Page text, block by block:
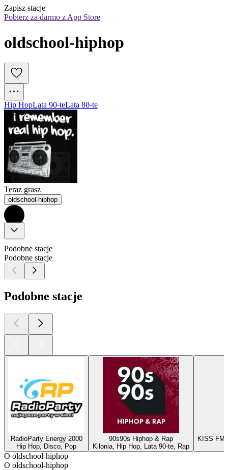
Zapisz stacje
Pobierz za darmo z App Store
oldschool-hiphop
Hip HopLata 90-teLata 80-te
Teraz grasz
oldschool-hiphop
Podobne stacje
Podobne stacje
Podobne stacje
RadioParty Energy 2000
Hip Hop, Disco, Pop
90s90s Hiphop & Rap
Kilonia, Hip Hop, Lata 90-te, Rap
KISS FM
O oldschool-hiphop
O oldschool-hiphop